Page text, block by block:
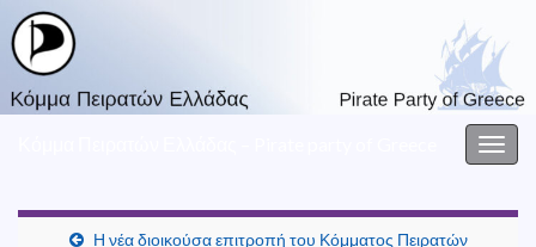
Η νέα διοικούσα επιτροπή του Κόμματος Πειρατών